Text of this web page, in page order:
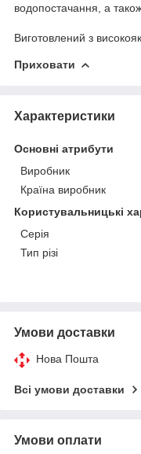
водопостачання, а
Виготовлений з
Приховати
Характеристики
Основні атрибути
Виробник
Країна виробник
Користувальницькі
Серія
Тип різі
Умови доставки
Нова Пошта
Всі умови доставки
Умови оплати